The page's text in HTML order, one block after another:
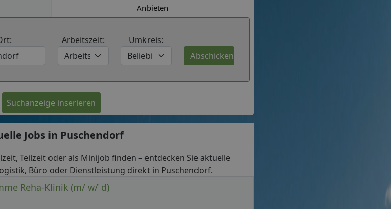
Anbieten
Arbeitszeit: Umkreis:
Suchanzeige inserieren
Jobs in Puschendorf
Teilzeit oder als Minijob finden – entdecken Sie aktuelle
Büro oder Dienstleistung direkt in Puschendorf.
Reha-Klinik (m/ w/ d)